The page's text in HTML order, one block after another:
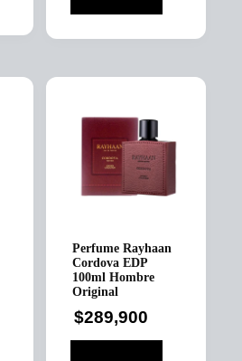
Perfume Rayhaan
Cordova EDP
100ml Hombre
Original
$289,900